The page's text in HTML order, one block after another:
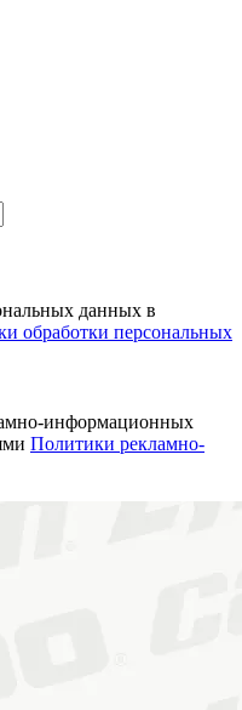
данных в
обработки персональных
информационных
Политики рекламно-